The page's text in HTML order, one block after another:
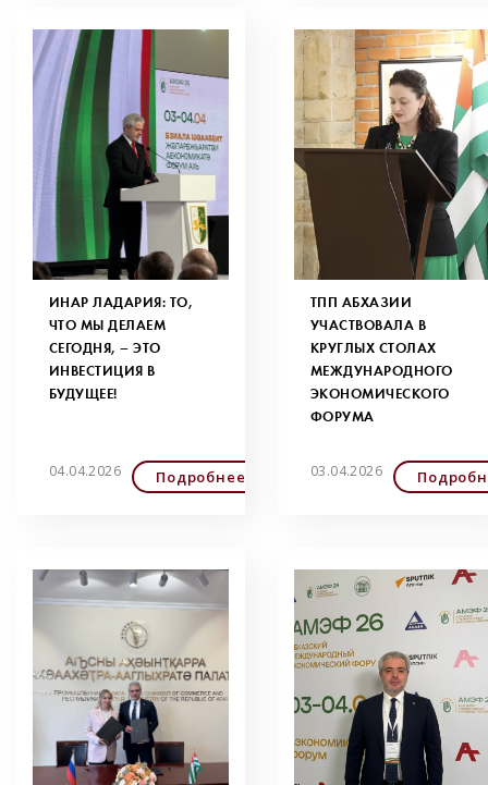
ИНАР ЛАДАРИЯ: ТО,
ЧТО МЫ ДЕЛАЕМ
СЕГОДНЯ, – ЭТО
ИНВЕСТИЦИЯ В
БУДУЩЕЕ!
04.04.2026 Подробнее
ТПП АБХАЗИИ
УЧАСТВОВАЛА В
КРУГЛЫХ СТОЛАХ
МЕЖДУНАРОДНОГО
ЭКОНОМИЧЕСКОГО
ФОРУМА
03.04.2026